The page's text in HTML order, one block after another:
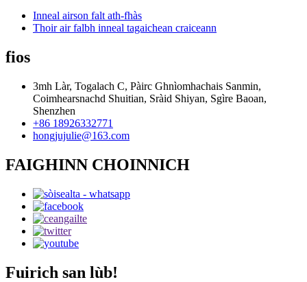
Inneal airson falt ath-fhàs
Thoir air falbh inneal tagaichean craiceann
fios
3mh Làr, Togalach C, Pàirc Ghnìomhachais Sanmin,
Coimhearsnachd Shuitian, Sràid Shiyan, Sgìre Baoan,
Shenzhen
+86 18926332771
hongjujulie@163.com
FAIGHINN CHOINNICH
Fuirich san lùb!